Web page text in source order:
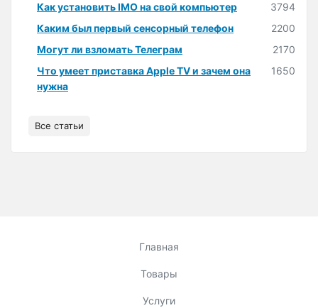
Как установить IMO на свой компьютер
3794
Каким был первый сенсорный телефон
2200
Могут ли взломать Телеграм
2170
Что умеет приставка Apple TV и зачем она
нужна
1650
Все статьи
Главная
Товары
Услуги